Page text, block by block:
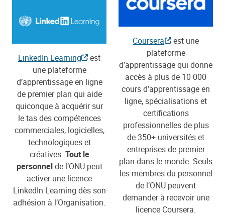
LinkedIn Learning
est
une plateforme
d’apprentissage en ligne
de premier plan qui aide
quiconque à acquérir sur
le tas des compétences
commerciales, logicielles,
technologiques et
créatives. Tout le
personnelde l’ONU peut
activer une licence
LinkedIn Learning dès son
adhésion à l’Organisation.
Coursera
est une
plateforme
d’apprentissage qui donne
accès à plus de 10 000
cours d’apprentissage en
ligne, spécialisations et
certifications
professionnelles de plus
de 350+ universités et
entreprises de premier
plan dans le monde. Seuls
les membres du personnel
de l’ONU peuvent
demander à recevoir une
licence Coursera.